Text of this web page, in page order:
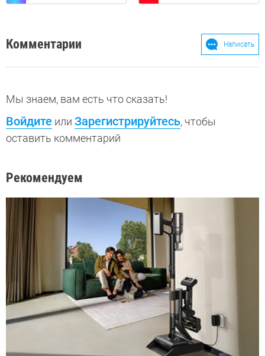
Комментарии Написать
Мы знаем, вам есть что сказать!
Войдите или Зарегистрируйтесь, чтобы
оставить комментарий
Рекомендуем